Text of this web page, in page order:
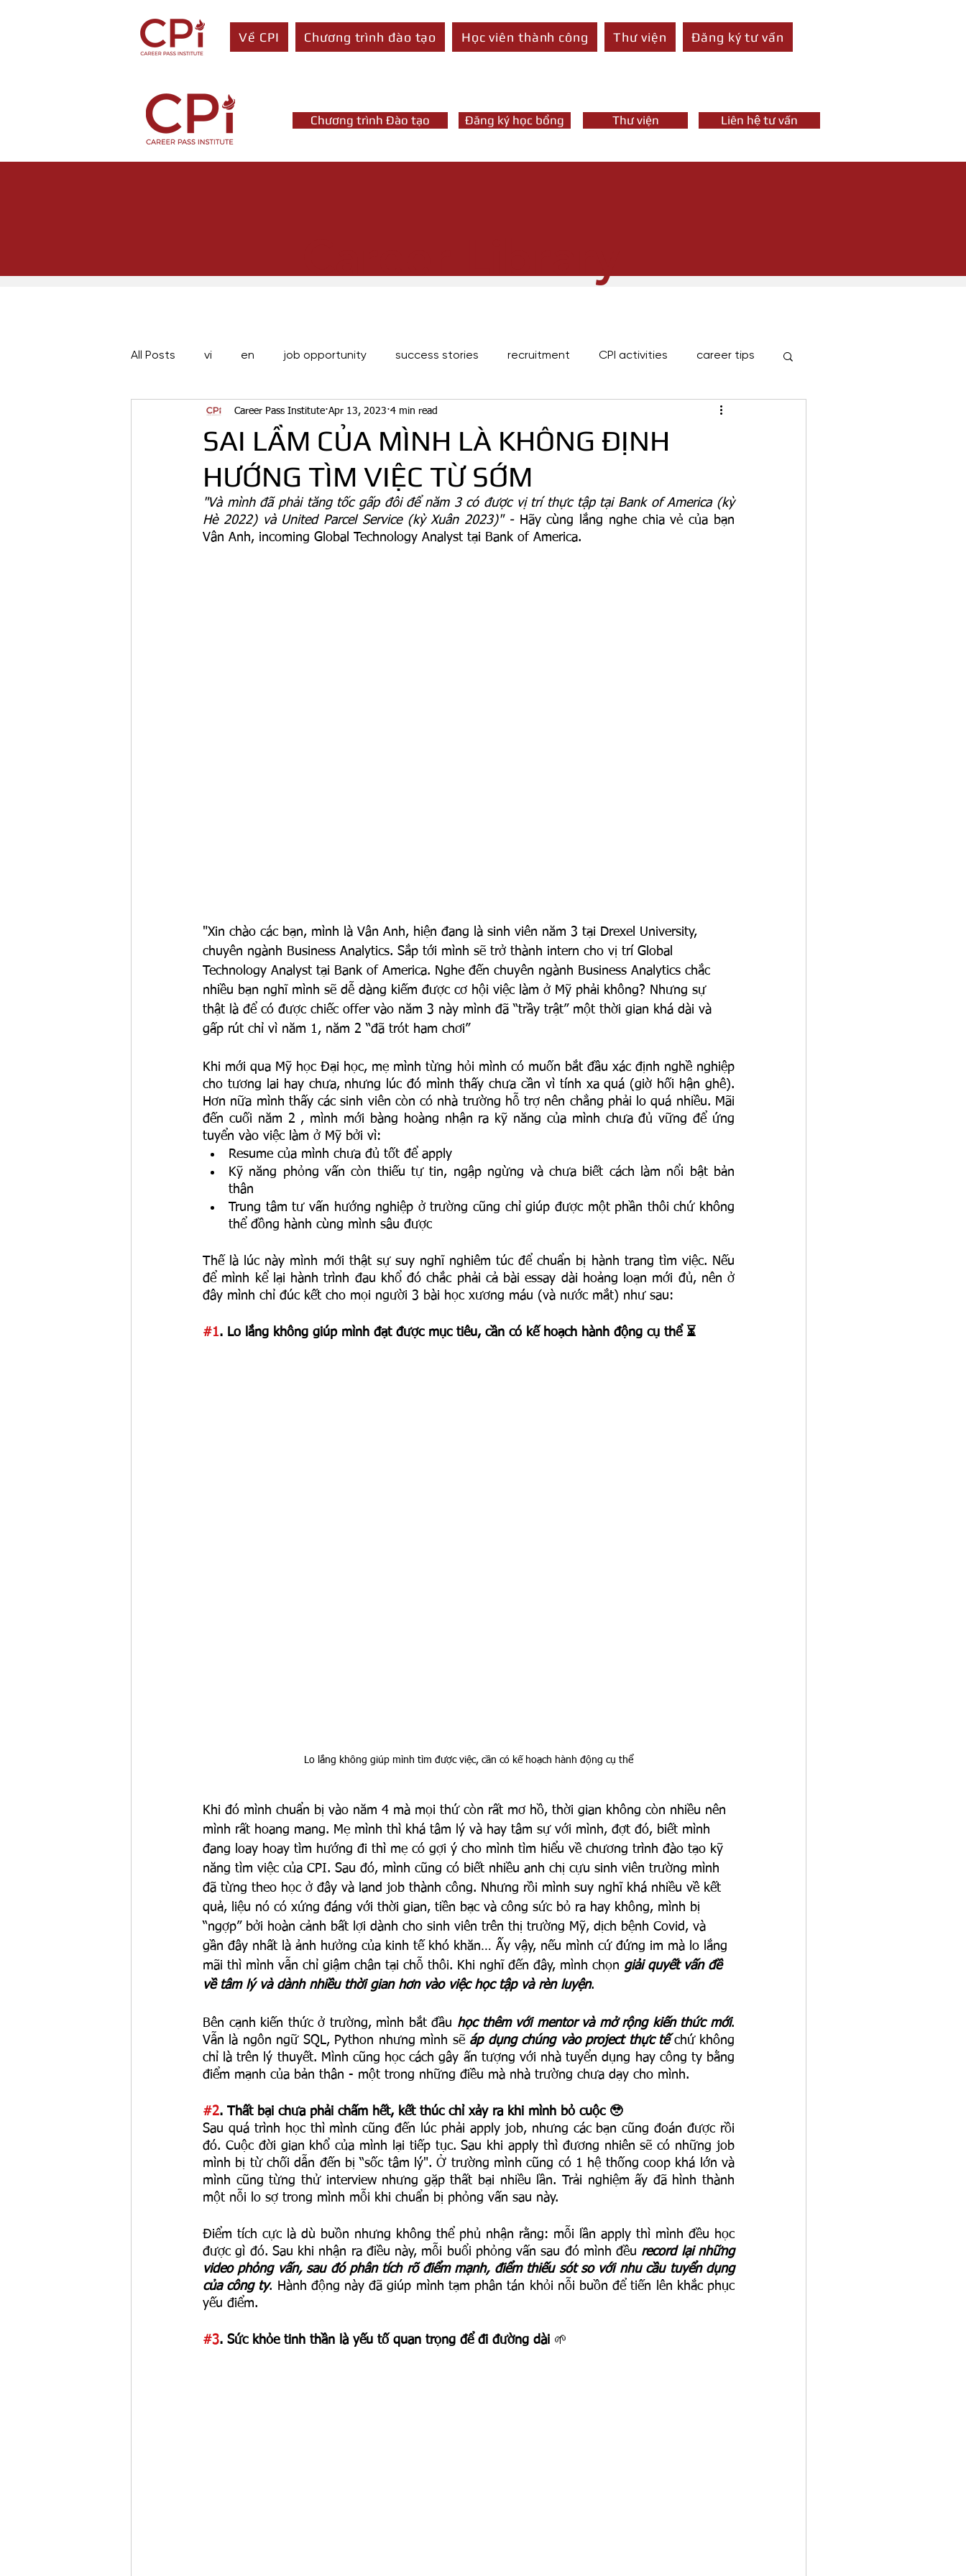
Về CPI Chương trình đào tạo Học viên thành công Thư viện Đăng ký tư vấn
Chương trình Đào tạo Đăng ký học bổng Thư viện Liên hệ tư vấn
All Posts vi en job opportunity success stories recruitment CPI activities career tips
SAI LẦM CỦA MÌNH LÀ KHÔNG ĐỊNH
HƯỚNG TÌM VIỆC TỪ SỚM
Career Pass Institute Apr 13, 2023 4 min read
"Và mình đã phải tăng tốc gấp đôi để năm 3 có được vị trí thực tập tại Bank of America (kỳ
Hè 2022) và United Parcel Service (kỳ Xuân 2023)" - Hãy cùng lắng nghe chia vẻ của bạn
Vân Anh, incoming Global Technology Analyst tại Bank of America.
"Xin chào các bạn, mình là Vân Anh, hiện đang là sinh viên năm 3 tại Drexel University,
chuyên ngành Business Analytics. Sắp tới mình sẽ trở thành intern cho vị trí Global
Technology Analyst tại Bank of America. Nghe đến chuyên ngành Business Analytics chắc
nhiều bạn nghĩ mình sẽ dễ dàng kiếm được cơ hội việc làm ở Mỹ phải không? Nhưng sự
thật là để có được chiếc offer vào năm 3 này mình đã “trầy trật” một thời gian khá dài và
gấp rút chỉ vì năm 1, năm 2 “đã trót ham chơi”
Khi mới qua Mỹ học Đại học, mẹ mình từng hỏi mình có muốn bắt đầu xác định nghề nghiệp
cho tương lai hay chưa, nhưng lúc đó mình thấy chưa cần vì tính xa quá (giờ hối hận ghê).
Hơn nữa mình thấy các sinh viên còn có nhà trường hỗ trợ nên chẳng phải lo quá nhiều. Mãi
đến cuối năm 2 , mình mới bàng hoàng nhận ra kỹ năng của mình chưa đủ vững để ứng
tuyển vào việc làm ở Mỹ bởi vì:
Resume của mình chưa đủ tốt để apply
Kỹ năng phỏng vấn còn thiếu tự tin, ngập ngừng và chưa biết cách làm nổi bật bản
thân
Trung tâm tư vấn hướng nghiệp ở trường cũng chỉ giúp được một phần thôi chứ không
thể đồng hành cùng mình sâu được
Thế là lúc này mình mới thật sự suy nghĩ nghiêm túc để chuẩn bị hành trang tìm việc. Nếu
để mình kể lại hành trình đau khổ đó chắc phải cả bài essay dài hoảng loạn mới đủ, nên ở
đây mình chỉ đúc kết cho mọi người 3 bài học xương máu (và nước mắt) như sau:
#1. Lo lắng không giúp mình đạt được mục tiêu, cần có kế hoạch hành động cụ thể ⏳
Lo lắng không giúp mình tìm được việc, cần có kế hoạch hành động cụ thể
Khi đó mình chuẩn bị vào năm 4 mà mọi thứ còn rất mơ hồ, thời gian không còn nhiều nên
mình rất hoang mang. Mẹ mình thì khá tâm lý và hay tâm sự với mình, đợt đó, biết mình
đang loay hoay tìm hướng đi thì mẹ có gợi ý cho mình tìm hiểu về chương trình đào tạo kỹ
năng tìm việc của CPI. Sau đó, mình cũng có biết nhiều anh chị cựu sinh viên trường mình
đã từng theo học ở đây và land job thành công. Nhưng rồi mình suy nghĩ khá nhiều về kết
quả, liệu nó có xứng đáng với thời gian, tiền bạc và công sức bỏ ra hay không, mình bị
“ngợp” bởi hoàn cảnh bất lợi dành cho sinh viên trên thị trường Mỹ, dịch bệnh Covid, và
gần đây nhất là ảnh hưởng của kinh tế khó khăn… Ấy vậy, nếu mình cứ đứng im mà lo lắng
mãi thì mình vẫn chỉ giậm chân tại chỗ thôi. Khi nghĩ đến đây, mình chọn giải quyết vấn đề
về tâm lý và dành nhiều thời gian hơn vào việc học tập và rèn luyện.
Bên cạnh kiến thức ở trường, mình bắt đầu học thêm với mentor và mở rộng kiến thức mới.
Vẫn là ngôn ngữ SQL, Python nhưng mình sẽ áp dụng chúng vào project thực tế chứ không
chỉ là trên lý thuyết. Mình cũng học cách gây ấn tượng với nhà tuyển dụng hay công ty bằng
điểm mạnh của bản thân - một trong những điều mà nhà trường chưa dạy cho mình.
#2. Thất bại chưa phải chấm hết, kết thúc chỉ xảy ra khi mình bỏ cuộc 🥹
Sau quá trình học thì mình cũng đến lúc phải apply job, nhưng các bạn cũng đoán được rồi
đó. Cuộc đời gian khổ của mình lại tiếp tục. Sau khi apply thì đương nhiên sẽ có những job
mình bị từ chối dẫn đến bị “sốc tâm lý". Ở trường mình cũng có 1 hệ thống coop khá lớn và
mình cũng từng thử interview nhưng gặp thất bại nhiều lần. Trải nghiệm ấy đã hình thành
một nỗi lo sợ trong mình mỗi khi chuẩn bị phỏng vấn sau này.
Điểm tích cực là dù buồn nhưng không thể phủ nhận rằng: mỗi lần apply thì mình đều học
được gì đó. Sau khi nhận ra điều này, mỗi buổi phỏng vấn sau đó mình đều record lại những
video phỏng vấn, sau đó phân tích rõ điểm mạnh, điểm thiếu sót so với nhu cầu tuyển dụng
của công ty. Hành động này đã giúp mình tạm phân tán khỏi nỗi buồn để tiến lên khắc phục
yếu điểm.
#3. Sức khỏe tinh thần là yếu tố quan trọng để đi đường dài 🌱